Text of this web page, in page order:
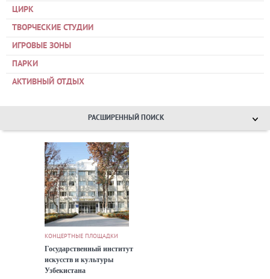
ЦИРК
ТВОРЧЕСКИЕ СТУДИИ
ИГРОВЫЕ ЗОНЫ
ПАРКИ
АКТИВНЫЙ ОТДЫХ
РАСШИРЕННЫЙ ПОИСК
КОНЦЕРТНЫЕ ПЛОЩАДКИ
Государственный институт
искусств и культуры
Узбекистана